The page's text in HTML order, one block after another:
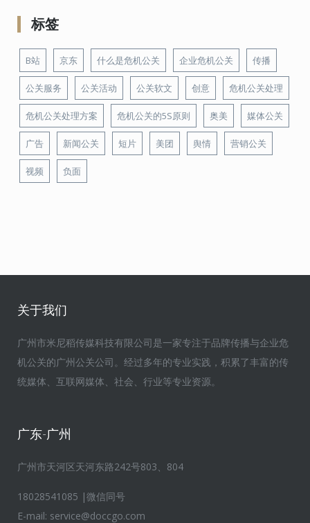
标签
B站 京东 什么是危机公关 企业危机公关 传播
公关服务 公关活动 公关软文 创意 危机公关处理
危机公关处理方案 危机公关的5S原则 奥美 媒体公关
广告 新闻公关 短片 美团 舆情 营销公关
视频 负面
关于我们
广州市米尼稻传媒科技有限公司是一家专注于品牌传播与企业危
机公关的广州公关公司。经过多年的专业实践，积累了丰富的传
统媒体、互联网媒体、社会、行业等专业资源。
广东-广州
广州市天河区天河东路242号803、804
18028541085 |微信同号
E-mail: service@doccgo.com